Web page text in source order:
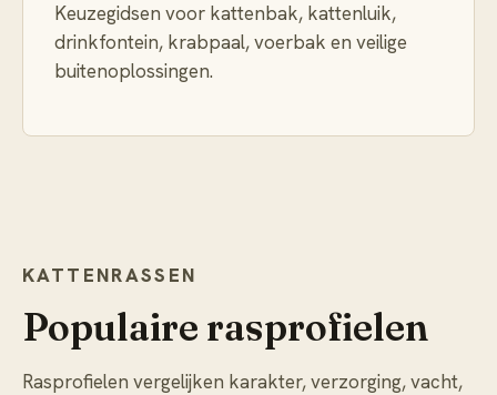
Keuzegidsen voor kattenbak, kattenluik,
drinkfontein, krabpaal, voerbak en veilige
buitenoplossingen.
KATTENRASSEN
Populaire rasprofielen
Rasprofielen vergelijken karakter, verzorging, vacht,